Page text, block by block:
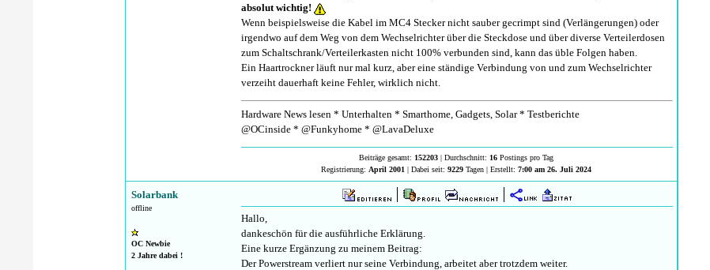
absolut wichtig!
Wenn beispielsweise die Kabel im MC4 Stecker nicht sauber gecrimpt sind (Verlängerungen) oder
irgendwo auf dem Weg von dem Wechselrichter über die Steckdose und über diverse Verteilerdosen
zum Schaltschrank/Verteilerkasten nicht 100% verbunden sind, kann das üble Folgen haben.
Ein Haartrockner läuft nur mal kurz, aber eine ständige Verbindung von und zum Wechselrichter
verzeiht dauerhaft keine Fehler, wirklich nicht.
Hardware News lesen * Unterhalten * Smarthome, Gadgets, Solar * Testberichte
@OCinside * @Funkyhome * @LavaDeluxe
Beiträge gesamt: 152203 | Durchschnitt: 16 Postings pro Tag
Registrierung: April 2001 | Dabei seit:9229 Tagen | Erstellt:7:00 am 26. Juli 2024
Solarbank
offline
OC Newbie
2 Jahre dabei !
Hallo,
dankeschön für die ausführliche Erklärung.
Eine kurze Ergänzung zu meinem Beitrag:
Der Powerstream verliert nur seine Verbindung, arbeitet aber trotzdem weiter.